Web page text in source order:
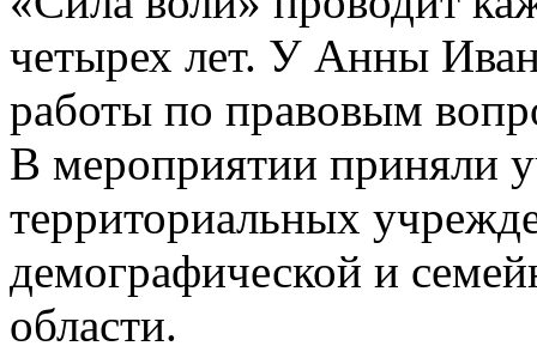
четырех лет. У Анны
работы по правовым
В мероприятии приняли
территориальных
демографической и
области.